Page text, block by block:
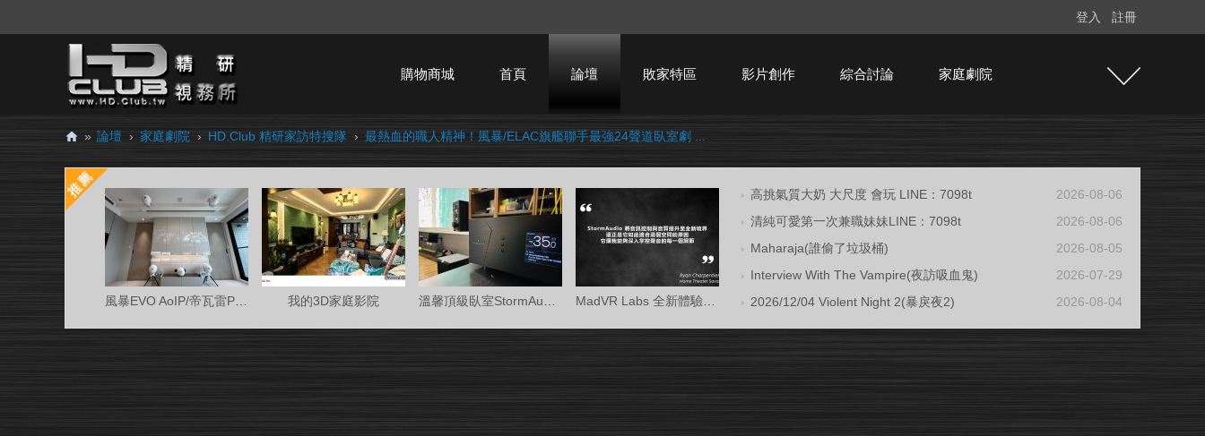
登入 註冊
購物商城 首頁 論壇 敗家特區 影片創作 綜合討論 家庭劇院
D.
Cl
» 論壇 › 家庭劇院 › HD.Club 精研家訪特搜隊 › 最熱血的職人精神！風暴/ELAC旗艦聯手最強24聲道臥室劇 ...
我的3D家庭影院
高挑氣質大奶 大尺度 會玩 LINE：7098t
2026-08-06
清純可愛第一次兼職妹妹LINE：7098t
2026-08-06
Maharaja(誰偷了垃圾桶)
2026-08-05
Interview With The Vampire(夜訪吸血鬼)
2026-07-29
2026/12/04 Violent Night 2(暴戾夜2)
2026-08-04